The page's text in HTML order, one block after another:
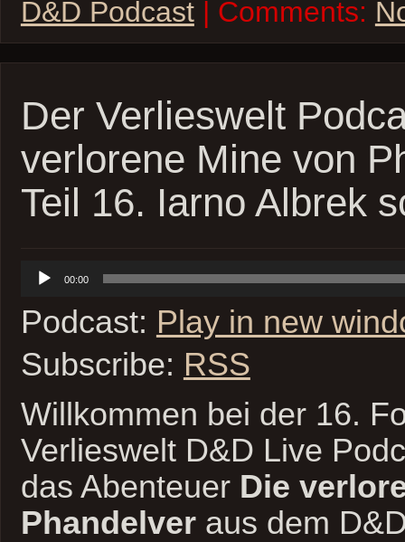
D&D Podcast| Comments:
Der Verlieswelt
verlorene Mine von
Teil 16. Iarno Albrek
Audio-
Player
00:00
Podcast: Play in new
Subscribe: RSS
Willkommen bei der 16.
Verlieswelt D&D Live
das Abenteuer Die
Phandelveraus dem